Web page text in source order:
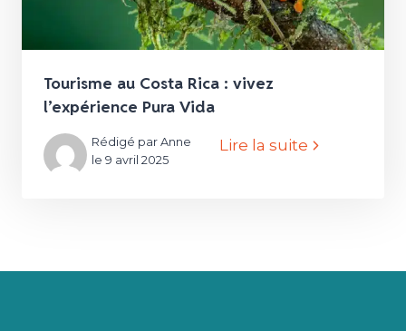
Tourisme au Costa Rica : vivez
l’expérience Pura Vida
Rédigé par Anne
le 9 avril 2025
Lire la suite